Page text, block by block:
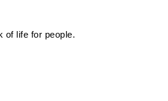
of life for people.